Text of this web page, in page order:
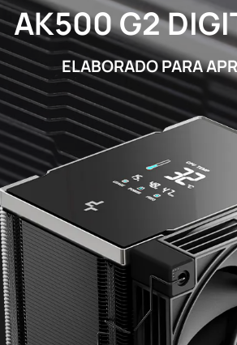
AK500 G2
ELABORADO PARA